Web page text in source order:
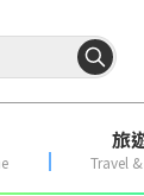
旅
Travel